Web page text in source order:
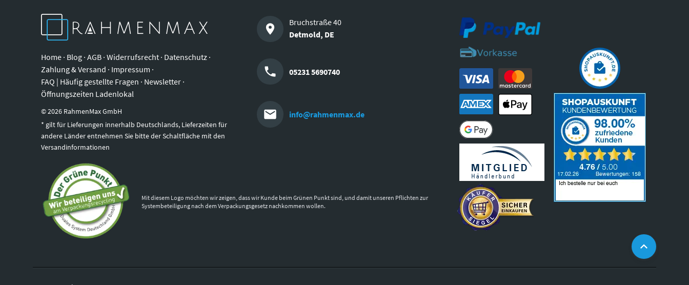
Home · Blog · AGB · Widerrufsrecht · Datenschutz ·
Zahlung & Versand · Impressum ·
FAQ | Häufig gestellte Fragen · Newsletter ·
Öffnungszeiten Ladenlokal
©2026 RahmenMax GmbH
* gilt für Lieferungen innerhalb Deutschlands, Lieferzeiten für
andere Länder entnehmen Sie bitte der Schaltfläche mit den
Versandinformationen
Bruchstraße 40
Detmold, DE
05231 5690740
info@rahmenmax.de
Mit diesem Logo möchten wir zeigen, dass wir Kunde beim Grünen Punkt sind, und damit unseren Pflichten zur
Systembeteiligung nach dem Verpackungsgesetz nachkommen wollen.